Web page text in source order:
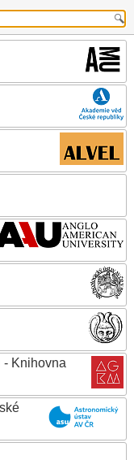
- Knihovna